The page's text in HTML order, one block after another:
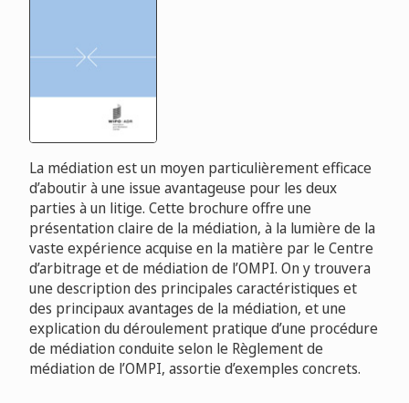
La médiation est un moyen particulièrement efficace
d’aboutir à une issue avantageuse pour les deux
parties à un litige. Cette brochure offre une
présentation claire de la médiation, à la lumière de la
vaste expérience acquise en la matière par le Centre
d’arbitrage et de médiation de l’OMPI. On y trouvera
une description des principales caractéristiques et
des principaux avantages de la médiation, et une
explication du déroulement pratique d’une procédure
de médiation conduite selon le Règlement de
médiation de l’OMPI, assortie d’exemples concrets.